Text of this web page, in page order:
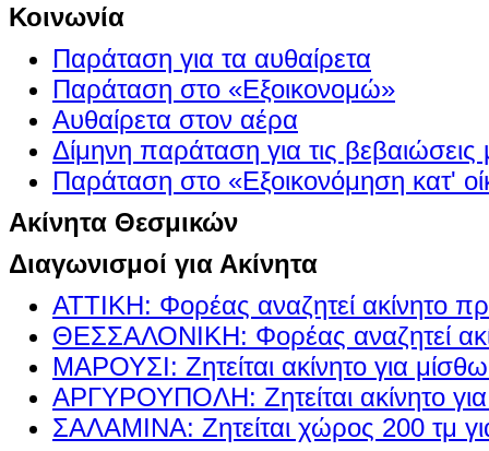
Κοινωνία
Παράταση για τα αυθαίρετα
Παράταση στο «Εξοικονομώ»
Αυθαίρετα στον αέρα
Δίμηνη παράταση για τις βεβαιώσεις
Παράταση στο «Εξοικονόμηση κατ'
Ακίνητα Θεσμικών
Διαγωνισμοί για Ακίνητα
ΑΤΤΙΚΗ: Φορέας αναζητεί ακίνητο
ΘΕΣΣΑΛΟΝΙΚΗ: Φορέας αναζητεί
ΜΑΡΟΥΣΙ: Ζητείται ακίνητο για
ΑΡΓΥΡΟΥΠΟΛΗ: Ζητείται ακίνητο
ΣΑΛΑΜΙΝΑ: Ζητείται χώρος 200 τμ